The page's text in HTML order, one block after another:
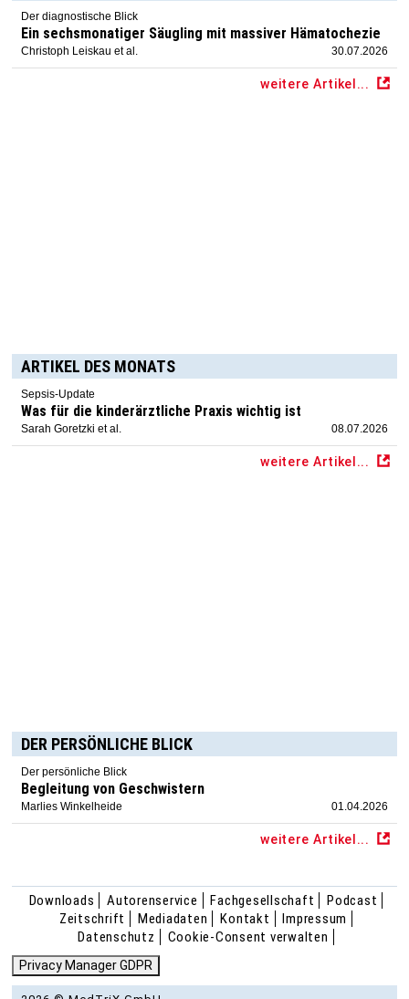
Der diagnostische Blick
Ein sechsmonatiger Säugling mit massiver Hämatochezie
Christoph Leiskau et al. 30.07.2026
weitere Artikel...
ARTIKEL DES MONATS
Sepsis-Update
Was für die kinderärztliche Praxis wichtig ist
Sarah Goretzki et al. 08.07.2026
weitere Artikel...
DER PERSÖNLICHE BLICK
Der persönliche Blick
Begleitung von Geschwistern
Marlies Winkelheide 01.04.2026
weitere Artikel...
Downloads Autorenservice Fachgesellschaft
Podcast
Zeitschrift
Mediadaten Kontakt
Impressum
Datenschutz
Cookie-Consent verwalten
Privacy Manager GDPR